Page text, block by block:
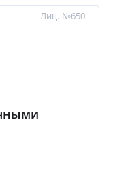
Лиц. №650